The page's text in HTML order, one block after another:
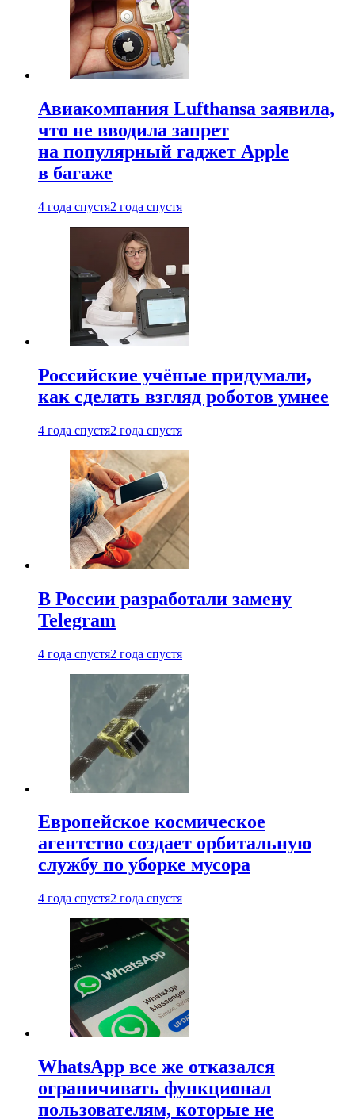
Авиакомпания Lufthansa заявила,
что не вводила запрет
на популярный гаджет Apple
в багаже
4 года спустя2 года спустя
Российские учёные придумали,
как сделать взгляд роботов умнее
4 года спустя2 года спустя
В России разработали замену
Telegram
4 года спустя2 года спустя
Европейское космическое
агентство создает орбитальную
службу по уборке мусора
4 года спустя2 года спустя
WhatsApp все же отказался
ограничивать функционал
пользователям, которые не